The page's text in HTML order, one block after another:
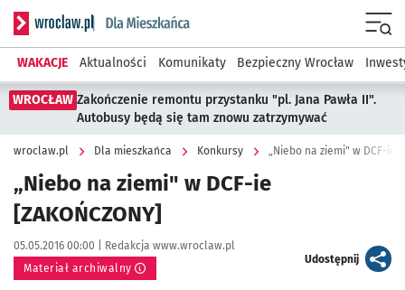
Serwis informacyjny wroclaw.pl podserwis: Dla mieszkańca
WAKACJE Aktualności Komunikaty Bezpieczny Wrocław
WROCŁAW Zakończenie remontu przystanku "pl. Jana Pawła II".
Autobusy będą się tam znowu zatrzymywać
wroclaw.pl Dla mieszkańca Konkursy „Niebo na ziemi" w DCF-ie
„Niebo na ziemi" w DCF-ie
[ZAKOŃCZONY]
Data publikacji:
05.05.2016 00:00 | Autor:
Redakcja www.wroclaw.pl
Materiał archiwalny
Udostępnijartykuł